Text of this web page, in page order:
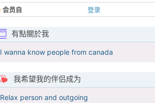
会员自
登录
有點關於我
I wanna know people from canada
我希望我的伴侣成为
Relax person and outgoing